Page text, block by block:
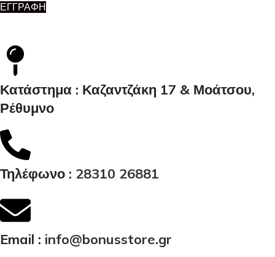
ΕΓΓΡΑΦΗ
Κατάστημα : Καζαντζάκη 17 & Μοάτσου,
Ρέθυμνο
Τηλέφωνο : 28310 26881
Email : info@bonusstore.gr